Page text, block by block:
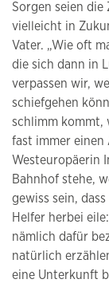
Sorgen seien die
vielleicht in
Vater. „Wie oft
die sich dann in
verpassen wir,
schiefgehen
schlimm kommt,
fast immer einen
Westeuropäerin
Bahnhof stehe,
gewiss sein,
Helfer herbei
nämlich dafür
natürlich
eine Unterkunft